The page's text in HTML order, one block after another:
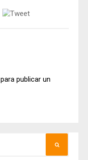
para publicar un